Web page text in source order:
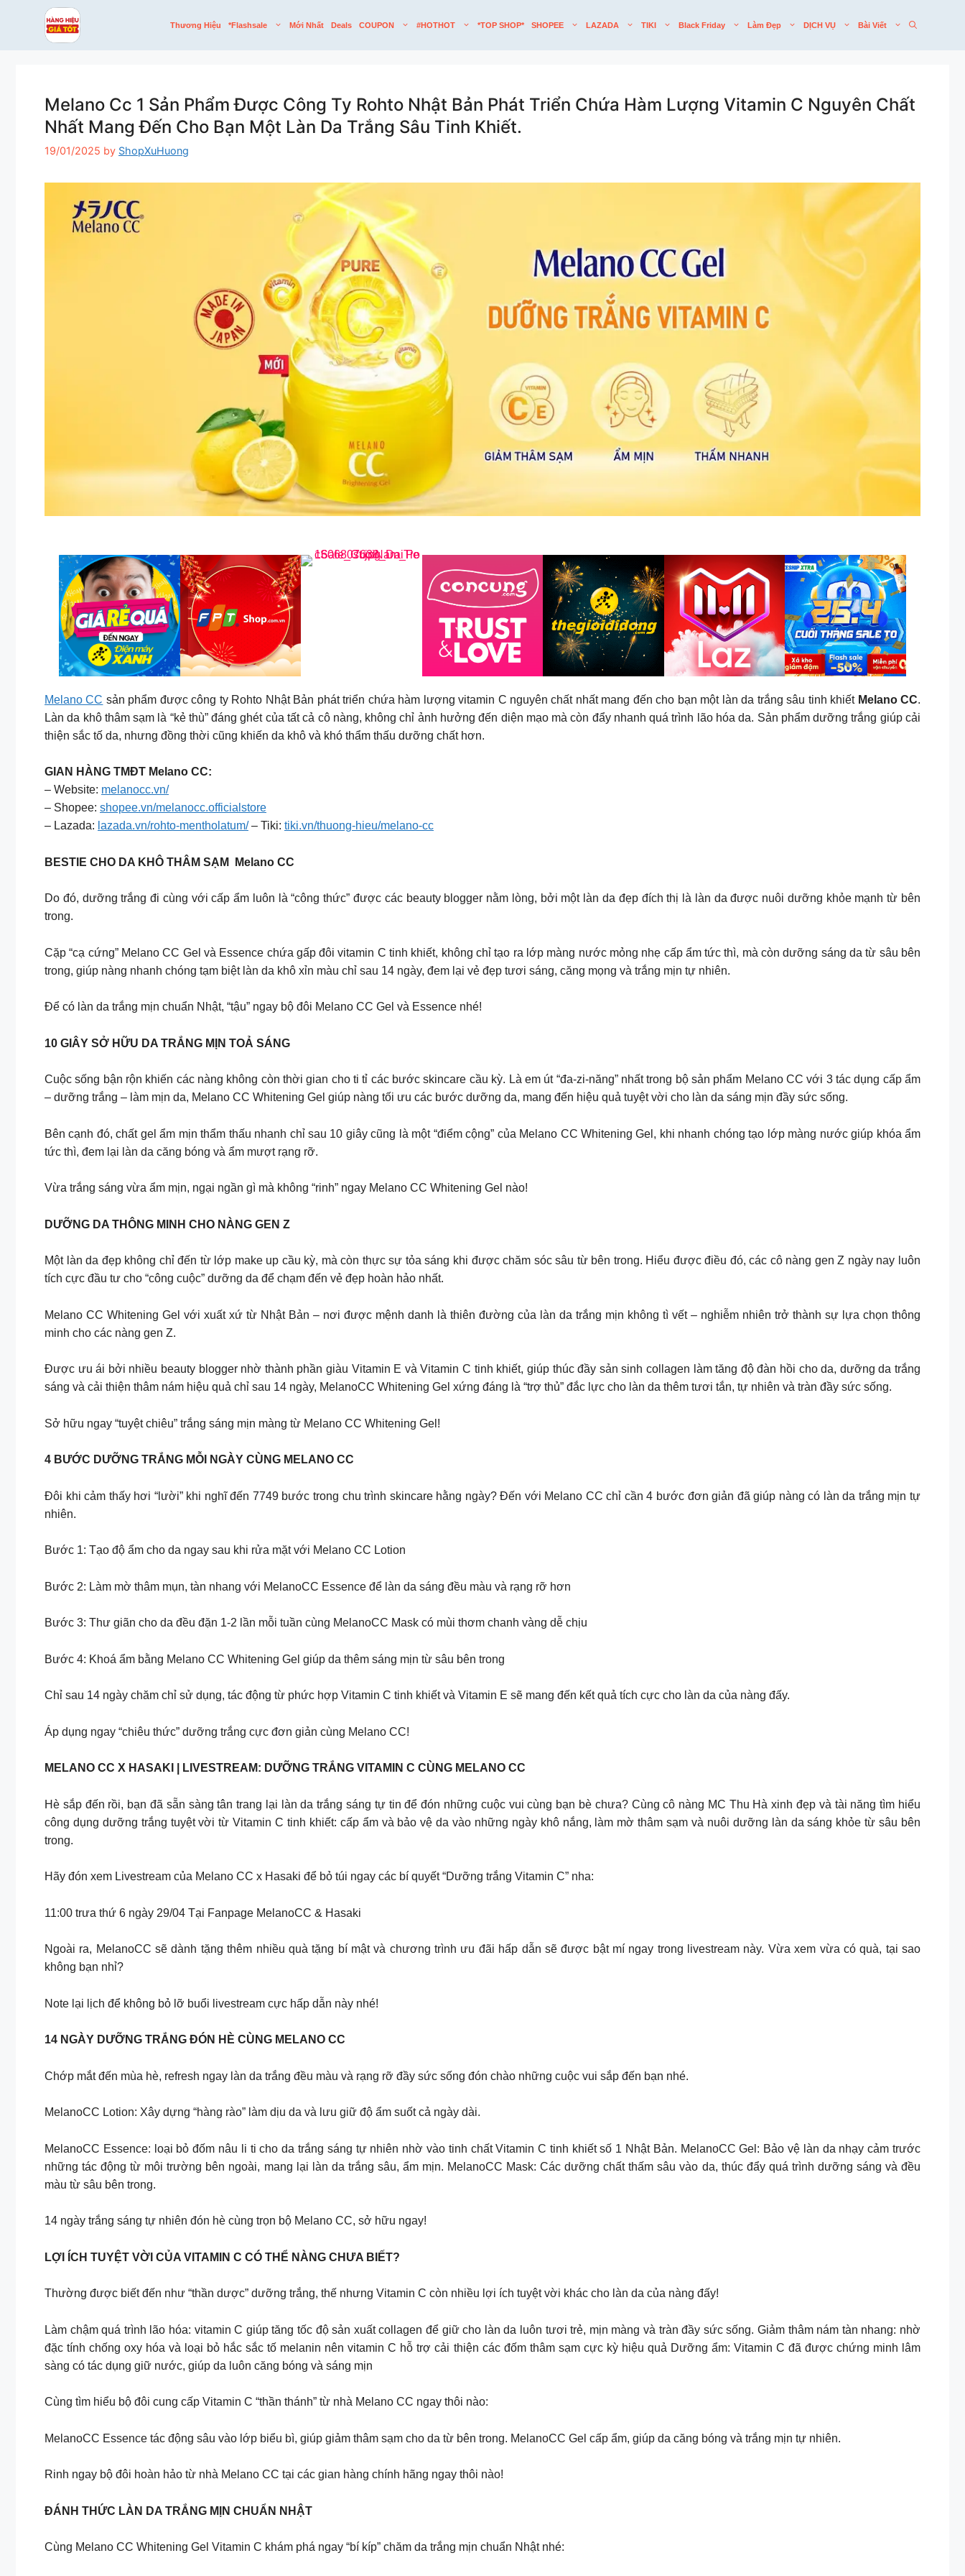
Thương Hiệu *flashsale Mới Nhất Deals COUPON #HOTHOT *TOP SHOP* SHOPEE LAZADA TIKI Black Friday Làm Đẹp DỊCH VỤ Bài Viết
Melano Cc 1 Sản Phẩm Được Công Ty Rohto Nhật Bản Phát Triển Chứa Hàm Lượng Vitamin C Nguyên Chất
Nhất Mang Đến Cho Bạn Một Làn Da Trắng Sâu Tinh Khiết.
19/01/2025 by ShopXuHuong
Melano CC sản phẩm được công ty Rohto Nhật Bản phát triển chứa hàm lượng vitamin C nguyên chất nhất mang đến cho bạn một làn da trắng sâu tinh khiết Melano CC.
Làn da khô thâm sạm là “kẻ thù” đáng ghét của tất cả cô nàng, không chỉ ảnh hưởng đến diện mạo mà còn đẩy nhanh quá trình lão hóa da. Sản phẩm dưỡng trắng giúp cải
thiện sắc tố da, nhưng đồng thời cũng khiến da khô và khó thẩm thấu dưỡng chất hơn.​
GIAN HÀNG TMĐT Melano CC:
– Website: melanocc.vn/
– Shopee: shopee.vn/melanocc.officialstore
– Lazada: lazada.vn/rohto-mentholatum/– Tiki: tiki.vn/thuong-hieu/melano-cc
BESTIE CHO DA KHÔ THÂM SẠM ​ Melano CC
Do đó, dưỡng trắng đi cùng với cấp ẩm luôn là “công thức” được các beauty blogger nằm lòng, bởi một làn da đẹp đích thị là làn da được nuôi dưỡng khỏe mạnh từ bên
trong. ​
Cặp “cạ cứng” Melano CC Gel và Essence chứa gấp đôi vitamin C tinh khiết, không chỉ tạo ra lớp màng nước mỏng nhẹ cấp ẩm tức thì, mà còn dưỡng sáng da từ sâu bên
trong, giúp nàng nhanh chóng tạm biệt làn da khô xỉn màu chỉ sau 14 ngày, đem lại vẻ đẹp tươi sáng, căng mọng và trắng mịn tự nhiên.​
Để có làn da trắng mịn chuẩn Nhật, “tậu” ngay bộ đôi Melano CC Gel và Essence nhé!​
10 GIÂY SỞ HỮU DA TRẮNG MỊN TOẢ SÁNG​
Cuộc sống bận rộn khiến các nàng không còn thời gian cho ti tỉ các bước skincare cầu kỳ. Là em út “đa-zi-năng” nhất trong bộ sản phẩm Melano CC với 3 tác dụng cấp ẩm
– dưỡng trắng – làm mịn da, Melano CC Whitening Gel giúp nàng tối ưu các bước dưỡng da, mang đến hiệu quả tuyệt vời cho làn da sáng mịn đầy sức sống. ​
Bên cạnh đó, chất gel ẩm mịn thẩm thấu nhanh chỉ sau 10 giây cũng là một “điểm cộng” của Melano CC Whitening Gel, khi nhanh chóng tạo lớp màng nước giúp khóa ẩm
tức thì, đem lại làn da căng bóng và ẩm mượt rạng rỡ. ​
Vừa trắng sáng vừa ẩm mịn, ngại ngần gì mà không “rinh” ngay Melano CC Whitening Gel nào!​
DƯỠNG DA THÔNG MINH CHO NÀNG GEN Z
Một làn da đẹp không chỉ đến từ lớp make up cầu kỳ, mà còn thực sự tỏa sáng khi được chăm sóc sâu từ bên trong. Hiểu được điều đó, các cô nàng gen Z ngày nay luôn
tích cực đầu tư cho “công cuộc” dưỡng da để chạm đến vẻ đẹp hoàn hảo nhất.​
Melano CC Whitening Gel với xuất xứ từ Nhật Bản – nơi được mệnh danh là thiên đường của làn da trắng mịn không tì vết – nghiễm nhiên trở thành sự lựa chọn thông
minh cho các nàng gen Z. ​
Được ưu ái bởi nhiều beauty blogger nhờ thành phần giàu Vitamin E và Vitamin C tinh khiết, giúp thúc đầy sản sinh collagen làm tăng độ đàn hồi cho da, dưỡng da trắng
sáng và cải thiện thâm nám hiệu quả chỉ sau 14 ngày, MelanoCC Whitening Gel xứng đáng là “trợ thủ” đắc lực cho làn da thêm tươi tắn, tự nhiên và tràn đầy sức sống. ​
Sở hữu ngay “tuyệt chiêu” trắng sáng mịn màng từ Melano CC Whitening Gel!​
4 BƯỚC DƯỠNG TRẮNG MỖI NGÀY CÙNG MELANO CC
Đôi khi cảm thấy hơi “lười” khi nghĩ đến 7749 bước trong chu trình skincare hằng ngày? Đến với Melano CC chỉ cần 4 bước đơn giản đã giúp nàng có làn da trắng mịn tự
nhiên.
Bước 1: Tạo độ ẩm cho da ngay sau khi rửa mặt với Melano CC Lotion
Bước 2: Làm mờ thâm mụn, tàn nhang với MelanoCC Essence để làn da sáng đều màu và rạng rỡ hơn
Bước 3: Thư giãn cho da đều đặn 1-2 lần mỗi tuần cùng MelanoCC Mask có mùi thơm chanh vàng dễ chịu
Bước 4: Khoá ẩm bằng Melano CC Whitening Gel giúp da thêm sáng mịn từ sâu bên trong
Chỉ sau 14 ngày chăm chỉ sử dụng, tác động từ phức hợp Vitamin C tinh khiết và Vitamin E sẽ mang đến kết quả tích cực cho làn da của nàng đấy.
Áp dụng ngay “chiêu thức” dưỡng trắng cực đơn giản cùng Melano CC!
MELANO CC X HASAKI | LIVESTREAM: DƯỠNG TRẮNG VITAMIN C CÙNG MELANO CC
Hè sắp đến rồi, bạn đã sẵn sàng tân trang lại làn da trắng sáng tự tin để đón những cuộc vui cùng bạn bè chưa? Cùng cô nàng MC Thu Hà xinh đẹp và tài năng tìm hiểu
công dụng dưỡng trắng tuyệt vời từ Vitamin C tinh khiết: cấp ẩm và bảo vệ da vào những ngày khô nắng, làm mờ thâm sạm và nuôi dưỡng làn da sáng khỏe từ sâu bên
trong.
Hãy đón xem Livestream của Melano CC x Hasaki để bỏ túi ngay các bí quyết “Dưỡng trắng Vitamin C” nha:
11:00 trưa thứ 6 ngày 29/04 Tại Fanpage MelanoCC & Hasaki
Ngoài ra, MelanoCC sẽ dành tặng thêm nhiều quà tặng bí mật và chương trình ưu đãi hấp dẫn sẽ được bật mí ngay trong livestream này. Vừa xem vừa có quà, tại sao
không bạn nhỉ?
Note lại lịch để không bỏ lỡ buổi livestream cực hấp dẫn này nhé!
14 NGÀY DƯỠNG TRẮNG ĐÓN HÈ CÙNG MELANO CC
Chớp mắt đến mùa hè, refresh ngay làn da trắng đều màu và rạng rỡ đầy sức sống đón chào những cuộc vui sắp đến bạn nhé.
MelanoCC Lotion: Xây dựng “hàng rào” làm dịu da và lưu giữ độ ẩm suốt cả ngày dài.
MelanoCC Essence: loại bỏ đốm nâu li ti cho da trắng sáng tự nhiên nhờ vào tinh chất Vitamin C tinh khiết số 1 Nhật Bản. MelanoCC Gel: Bảo vệ làn da nhạy cảm trước
những tác động từ môi trường bên ngoài, mang lại làn da trắng sâu, ẩm mịn. MelanoCC Mask: Các dưỡng chất thấm sâu vào da, thúc đẩy quá trình dưỡng sáng và đều
màu từ sâu bên trong.
14 ngày trắng sáng tự nhiên đón hè cùng trọn bộ Melano CC, sở hữu ngay!
LỢI ÍCH TUYỆT VỜI CỦA VITAMIN C CÓ THỂ NÀNG CHƯA BIẾT?
Thường được biết đến như “thần dược” dưỡng trắng, thế nhưng Vitamin C còn nhiều lợi ích tuyệt vời khác cho làn da của nàng đấy!
Làm chậm quá trình lão hóa: vitamin C giúp tăng tốc độ sản xuất collagen để giữ cho làn da luôn tươi trẻ, mịn màng và tràn đầy sức sống. Giảm thâm nám tàn nhang: nhờ
đặc tính chống oxy hóa và loại bỏ hắc sắc tố melanin nên vitamin C hỗ trợ cải thiện các đốm thâm sạm cực kỳ hiệu quả Dưỡng ẩm: Vitamin C đã được chứng minh lâm
sàng có tác dụng giữ nước, giúp da luôn căng bóng và sáng mịn
Cùng tìm hiểu bộ đôi cung cấp Vitamin C “thần thánh” từ nhà Melano CC ngay thôi nào:
MelanoCC Essence tác động sâu vào lớp biểu bì, giúp giảm thâm sạm cho da từ bên trong. MelanoCC Gel cấp ẩm, giúp da căng bóng và trắng mịn tự nhiên.
Rinh ngay bộ đôi hoàn hảo từ nhà Melano CC tại các gian hàng chính hãng ngay thôi nào!
ĐÁNH THỨC LÀN DA TRẮNG MỊN CHUẨN NHẬT
Cùng Melano CC Whitening Gel Vitamin C khám phá ngay “bí kíp” chăm da trắng mịn chuẩn Nhật nhé: